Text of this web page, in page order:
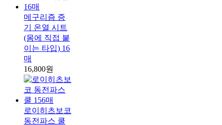
메구리즘 증
기 온열 시트
(몸에 직접 붙
이는 타입) 16
매
16,800원
로이히츠보코
동전파스 쿨